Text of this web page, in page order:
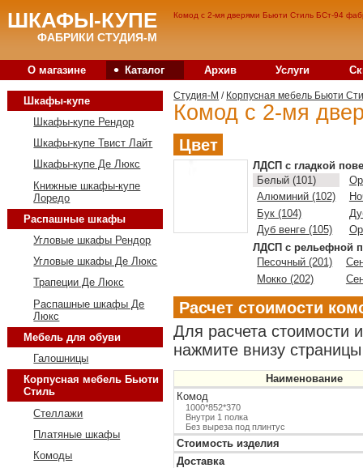
Комод с 2-мя дверями Бьюти Стиль БСт-94
ШКАФЫ-КУПЕ
ФАБРИКИ СТУДИЯ-М
О магазине • Каталог Архив Услуги
Студия-M / Корпусная мебель Бьюти
Комод с 2-мя
Цвет
ЛДСП с гладкой
Белый (101)
Алюминий (102)
Бук (104)
Дуб венге (105)
ЛДСП с рельефной
Песочный (201)
Мокко (202)
Расчет стоимости
Для расчета стоимости
нажмите внизу
Наименование
Комод
1000*852*370
Внутри 1 полка
Без выреза под плинтус
Стоимость изделия
Доставка
Шкафы-купе
Шкафы-купе Рендор
Шкафы-купе Твист Лайт
Шкафы-купе Де Люкс
Книжные шкафы-купе
Лоредо
Распашные шкафы
Угловые шкафы Рендор
Угловые шкафы Де Люкс
Трапеции Де Люкс
Распашные шкафы Де
Люкс
Мебель для обуви
Галошницы
Корпусная мебель Бьюти
Стиль
Стеллажи
Платяные шкафы
Комоды